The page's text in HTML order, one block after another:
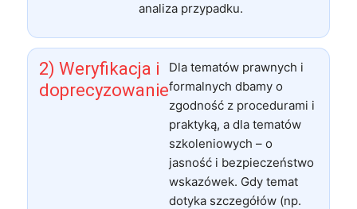
analiza przypadku.
2) Weryfikacja i
doprecyzowanie
Dla tematów prawnych i
formalnych dbamy o
zgodność z procedurami i
praktyką, a dla tematów
szkoleniowych – o
jasność i bezpieczeństwo
wskazówek. Gdy temat
dotyka szczegółów (np.